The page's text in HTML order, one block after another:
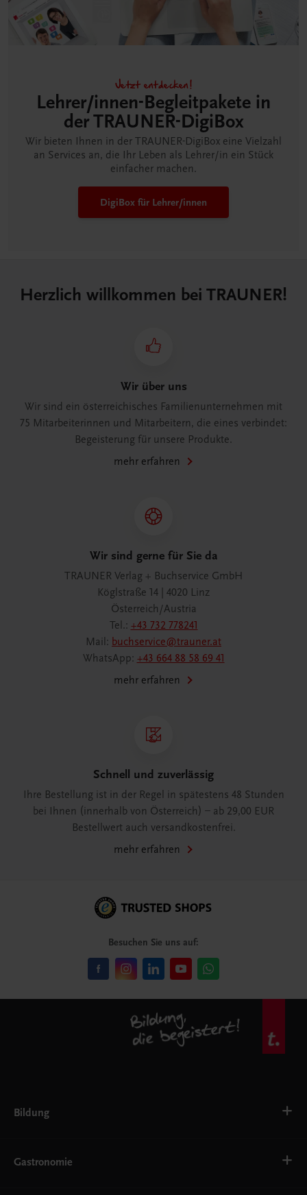
Jetzt entdecken!
Lehrer/innen-Begleitpakete in
der TRAUNER-DigiBox
Wir bieten Ihnen in der TRAUNER-DigiBox eine Vielzahl
an Services an, die Ihr Leben als Lehrer/in ein Stück
einfacher machen.
DigiBox für Lehrer/innen
Herzlich willkommen bei TRAUNER!
Wir über uns
Wir sind ein österreichisches Familienunternehmen mit
75 Mitarbeiterinnen und Mitarbeitern, die eines verbindet:
Begeisterung für unsere Produkte.
mehr erfahren
Wir sind gerne für Sie da
TRAUNER Verlag + Buchservice GmbH
Köglstraße 14 | 4020 Linz
Österreich/Austria
Tel.: +43 732 778241
Mail: buchservice@trauner.at
WhatsApp: +43 664 88 58 69 41
mehr erfahren
Schnell und zuverlässig
Ihre Bestellung ist in der Regel in spätestens 48 Stunden
bei Ihnen (innerhalb von Österreich) – ab 29,00 EUR
Bestellwert auch versandkostenfrei.
mehr erfahren
Besuchen Sie uns auf:
Bildung
AHS
Gastronomie